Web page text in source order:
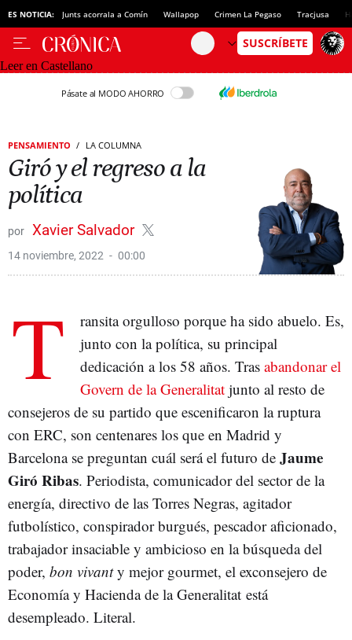
ES NOTICIA: Junts acorrala a Comín Wallapop Crimen La Pegaso Tracjusa
Leer en Castellano
Pásate al MODO AHORRO
PENSAMIENTO LA COLUMNA
Giró y el regreso a la
política
Xavier Salvador
14 noviembre, 2022 00:00
T
ransita orgulloso porque ha sido abuelo. Es,
junto con la política, su principal
dedicación a los 58 años. Tras abandonar el
Govern de la Generalitat junto al resto de
consejeros de su partido que escenificaron la ruptura
con ERC, son centenares los que en Madrid y
Barcelona se preguntan cuál será el futuro de Jaume
Giró Ribas. Periodista, comunicador del sector de la
energía, directivo de las Torres Negras, agitador
futbolístico, conspirador burgués, pescador aficionado,
trabajador insaciable y ambicioso en la búsqueda del
poder, bon vivanty mejor gourmet, el exconsejero de
Economía y Hacienda de la Generalitat está
desempleado. Literal.